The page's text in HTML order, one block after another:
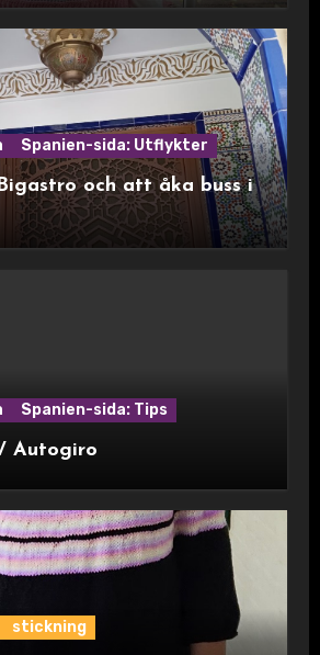
Spanien-sida: Utflykter
och att åka buss i
Spanien-sida: Tips
Autogiro
stickning